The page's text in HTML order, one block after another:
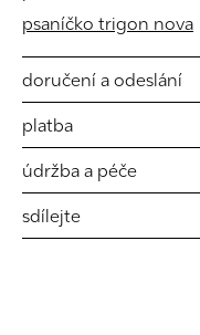
psaníčko trigon nova
doručení a odeslání
platba
údržba a péče
sdílejte